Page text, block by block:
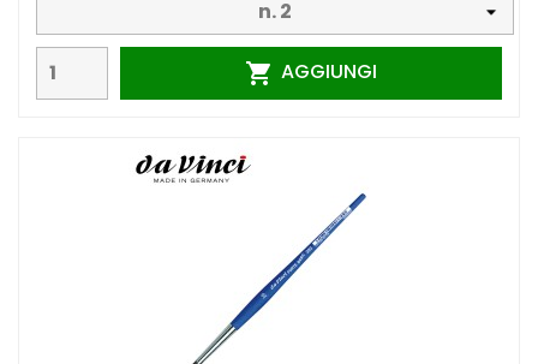
 AGGIUNGI